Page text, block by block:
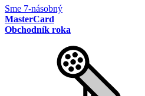
Sme 7-násobný
MasterCard
Obchodník roka